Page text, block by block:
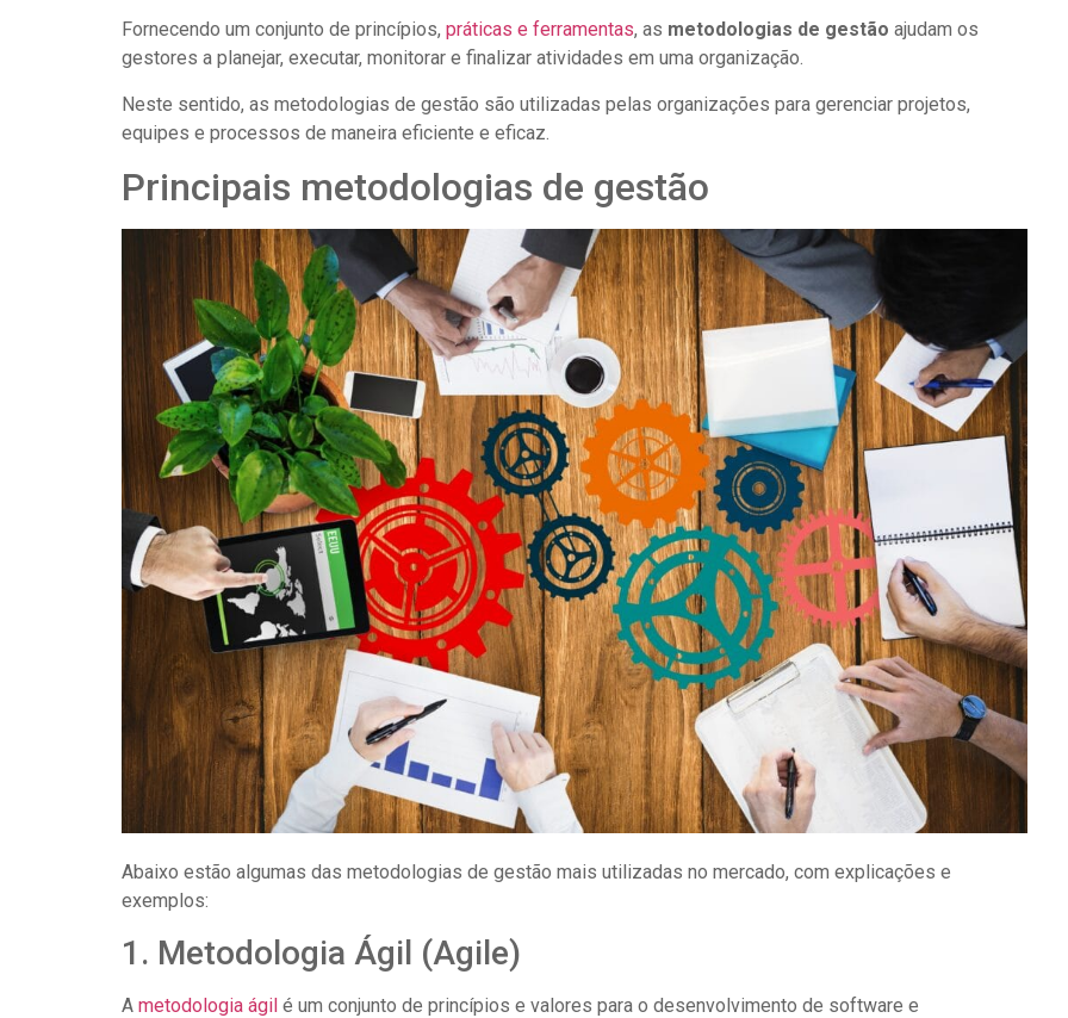
Fornecendo um conjunto de princípios, práticas e ferramentas, as metodologias de gestão ajudam os
gestores a planejar, executar, monitorar e finalizar atividades em uma organização.
Neste sentido, as metodologias de gestão são utilizadas pelas organizações para gerenciar projetos,
equipes e processos de maneira eficiente e eficaz.
Principais metodologias de gestão
Abaixo estão algumas das metodologias de gestão mais utilizadas no mercado, com explicações e
exemplos:
1. Metodologia Ágil (Agile)
A metodologia ágil é um conjunto de princípios e valores para o desenvolvimento de software e